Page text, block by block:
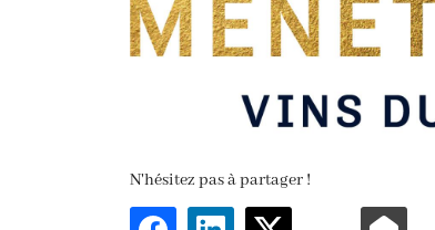
N'hésitez pas à partager !